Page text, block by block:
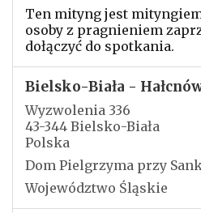
Ten mityng jest
osoby z pragnieniem
dołączyć do spotkania.
Bielsko-Biała -
Wyzwolenia 336
43-344 Bielsko-Biała
Polska
Dom Pielgrzyma przy
Województwo Śląskie